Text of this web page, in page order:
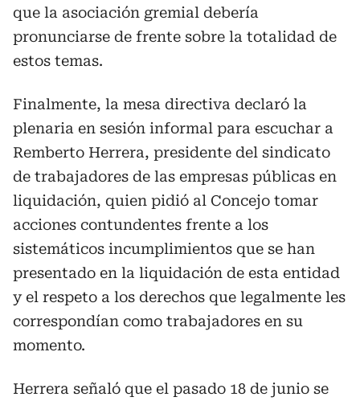
que la asociación gremial debería
pronunciarse de frente sobre la totalidad de
estos temas.
Finalmente, la mesa directiva declaró la
plenaria en sesión informal para escuchar a
Remberto Herrera, presidente del sindicato
de trabajadores de las empresas públicas en
liquidación, quien pidió al Concejo tomar
acciones contundentes frente a los
sistemáticos incumplimientos que se han
presentado en la liquidación de esta entidad
y el respeto a los derechos que legalmente les
correspondían como trabajadores en su
momento.
Herrera señaló que el pasado 18 de junio se